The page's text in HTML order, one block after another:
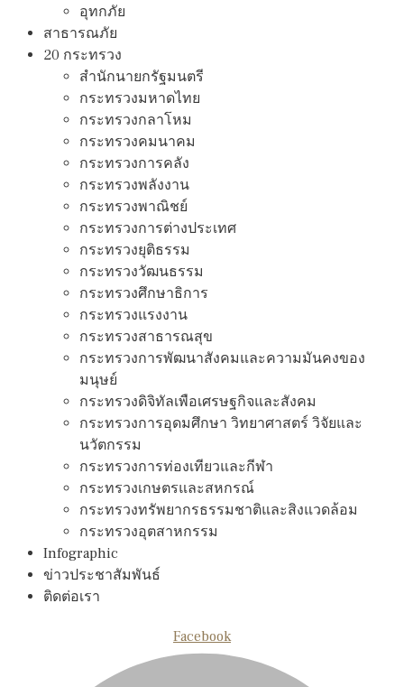
อุทกภัย
สาธารณภัย
20 กระทรวง
สํานักนายกรัฐมนตรี
กระทรวงมหาดไทย
กระทรวงกลาโหม
กระทรวงคมนาคม
กระทรวงการคลัง
กระทรวงพลังงาน
กระทรวงพาณิชย์
กระทรวงการต่างประเทศ
กระทรวงยุติธรรม
กระทรวงวัฒนธรรม
กระทรวงศึกษาธิการ
กระทรวงแรงงาน
กระทรวงสาธารณสุข
กระทรวงการพัฒนาสังคมและความมันคงของ
มนุษย์
กระทรวงดิจิทัลเพือเศรษฐกิจและสังคม
กระทรวงการอุดมศึกษา วิทยาศาสตร์ วิจัยและ
นวัตกรรม
กระทรวงการท่องเทียวและกีฬา
กระทรวงเกษตรและสหกรณ์
กระทรวงทรัพยากรธรรมชาติและสิงแวดล้อม
กระทรวงอุตสาหกรรม
Infographic
ข่าวประชาสัมพันธ์
ติดต่อเรา
Facebook